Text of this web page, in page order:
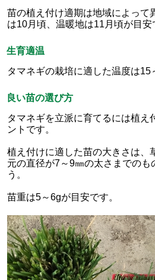
苗の植え付け適期は地域によって
は10月頃、温暖地は11月頃が目安
生育適温
タマネギの栽培に適した温度は15
良い苗の選び方
タマネギを立派に育てるには植え
ントです。
植え付けに適した苗の大きさは、
元の直径が7～9㎜の太さまでのも
う。
苗重は5～6gが目安です。